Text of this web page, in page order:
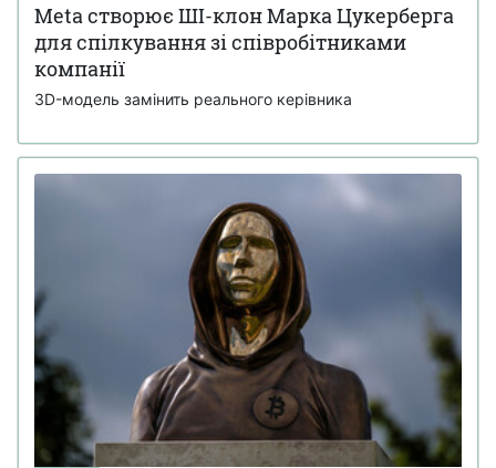
Meta створює ШІ-клон Марка Цукерберга
для спілкування зі співробітниками
компанії
3D-модель замінить реального керівника